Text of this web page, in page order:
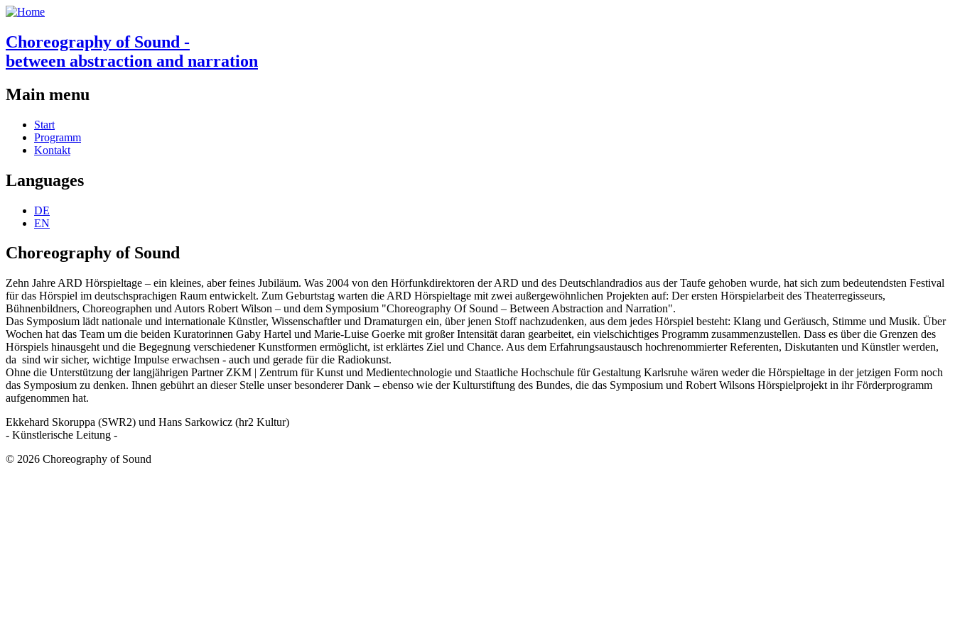
Choreography of Sound -
between abstraction and narration
Main menu
Start
Programm
Kontakt
Languages
DE
EN
Choreography of Sound
Zehn Jahre ARD Hörspieltage – ein kleines, aber feines Jubiläum. Was 2004 von den Hörfunkdirektoren der ARD und des Deutschlandradios aus der Taufe gehoben wurde, hat sich zum bedeutendsten Festival
für das Hörspiel im deutschsprachigen Raum entwickelt. Zum Geburtstag warten die ARD Hörspieltage mit zwei außergewöhnlichen Projekten auf: Der ersten Hörspielarbeit des Theaterregisseurs,
Bühnenbildners, Choreographen und Autors Robert Wilson – und dem Symposium "Choreography Of Sound – Between Abstraction and Narration".
Das Symposium lädt nationale und internationale Künstler, Wissenschaftler und Dramaturgen ein, über jenen Stoff nachzudenken, aus dem jedes Hörspiel besteht: Klang und Geräusch, Stimme und Musik. Über
Wochen hat das Team um die beiden Kuratorinnen Gaby Hartel und Marie-Luise Goerke mit großer Intensität daran gearbeitet, ein vielschichtiges Programm zusammenzustellen. Dass es über die Grenzen des
Hörspiels hinausgeht und die Begegnung verschiedener Kunstformen ermöglicht, ist erklärtes Ziel und Chance. Aus dem Erfahrungsaustausch hochrenommierter Referenten, Diskutanten und Künstler werden,
da sind wir sicher, wichtige Impulse erwachsen - auch und gerade für die Radiokunst.
Ohne die Unterstützung der langjährigen Partner ZKM | Zentrum für Kunst und Medientechnologie und Staatliche Hochschule für Gestaltung Karlsruhe wären weder die Hörspieltage in der jetzigen Form noch
das Symposium zu denken. Ihnen gebührt an dieser Stelle unser besonderer Dank – ebenso wie der Kulturstiftung des Bundes, die das Symposium und Robert Wilsons Hörspielprojekt in ihr Förderprogramm
aufgenommen hat.
Ekkehard Skoruppa (SWR2) und Hans Sarkowicz (hr2 Kultur)
- Künstlerische Leitung -
© 2026 Choreography of Sound